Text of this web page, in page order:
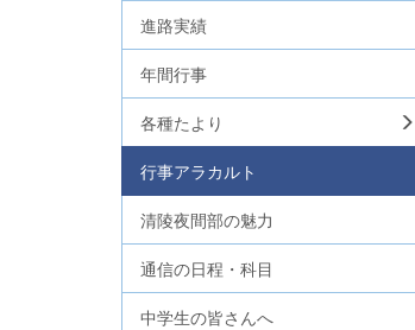
進路実績
年間行事
各種たより
行事アラカルト
清陵夜間部の魅力
通信の日程・科目
中学生の皆さんへ